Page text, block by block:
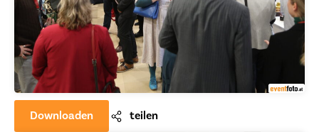
Downloaden teilen